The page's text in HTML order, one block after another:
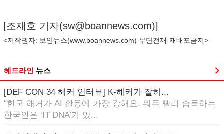
[조재호 기자(sw@boannews.com)]
<저작권자: 보안뉴스(www.boannews.com) 무단전재-재배포금지>
헤드라인 뉴스
[DEF CON 34 해커 인터뷰] K-해커가 잘하...
“한국 해커가 AI 활용에 가장 강해요. 뭐든 빨리 습득하는
한국인은 ‘IT DNA’가 있...